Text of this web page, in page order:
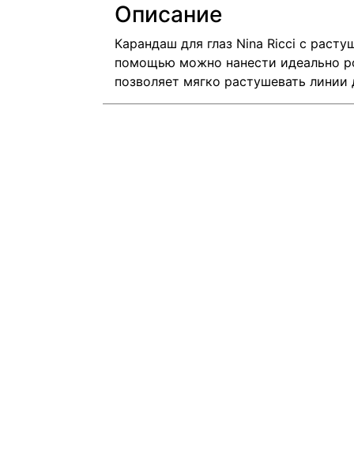
Описание
Карандаш для глаз Nina Ricci с
помощью можно нанести идеально
позволяет мягко растушевать